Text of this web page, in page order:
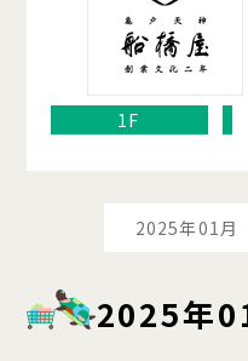
1F
2025年01月
2025年